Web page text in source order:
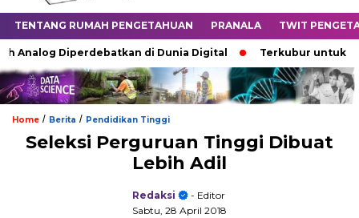
TENTANG RUMAH PENGETAHUAN PRANALA TWIT
Diperdebatkan di Dunia Digital Terkubur untuk Hidup
Home / Berita / Pendidikan Tinggi
Seleksi Perguruan Tinggi Dibuat
Lebih Adil
Redaksi
- Editor
Sabtu, 28 April 2018